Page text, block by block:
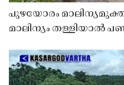
പുഴയോരം
മാലിന്യം തള്ളിയാൽ